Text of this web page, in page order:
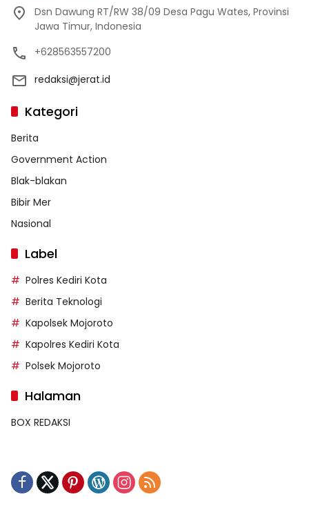
Dsn Dawung RT/RW 38/09 Desa Pagu Wates, Provinsi
Jawa Timur, Indonesia
+628563557200
redaksi@jerat.id
Kategori
Berita
Government Action
Blak-blakan
Bibir Mer
Nasional
Label
Polres Kediri Kota
Berita Teknologi
Kapolsek Mojoroto
Kapolres Kediri Kota
Polsek Mojoroto
Halaman
BOX REDAKSI